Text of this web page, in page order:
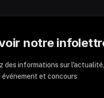
notre
des informations sur l'actualité,
événement et concours